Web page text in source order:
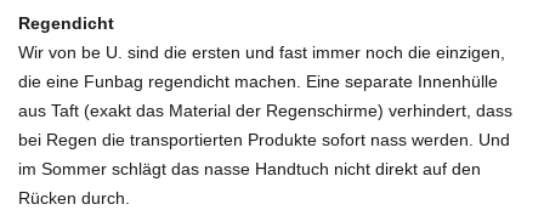
Regendicht
Wir von be U. sind die ersten und fast immer noch die einzigen,
die eine Funbag regendicht machen. Eine separate Innenhülle
aus Taft (exakt das Material der Regenschirme) verhindert, dass
bei Regen die transportierten Produkte sofort nass werden. Und
im Sommer schlägt das nasse Handtuch nicht direkt auf den
Rücken durch.